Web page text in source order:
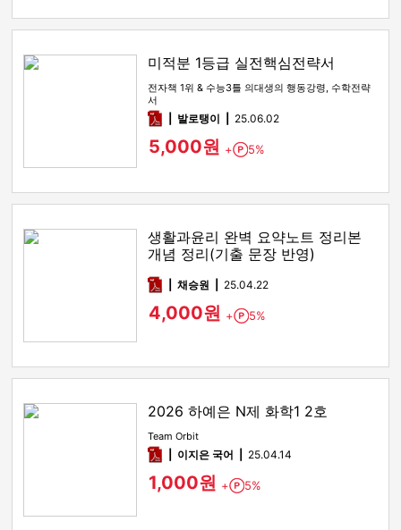
미적분 1등급 실전핵심전략서
전자책 1위 & 수능3틀 의대생의 행동강령, 수학전략
서
pdf발로탱이 25.06.02
5,000원 + Point
5%
생활과윤리 완벽 요약노트 정리본
개념 정리(기출 문장 반영)
pdf채승원 25.04.22
4,000원 + Point
5%
2026 하예은 N제 화학1 2호
Team Orbit
pdf이지은 국어 25.04.14
1,000원 + Point
5%